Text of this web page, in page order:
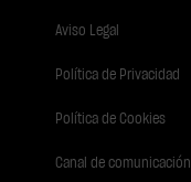
Aviso Legal
Política de Privacidad
Política de Cookies
Canal de comunicación